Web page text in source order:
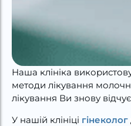
Наша клініка
методи лікування
лікування Ви знову
У нашій клініці гінеколог